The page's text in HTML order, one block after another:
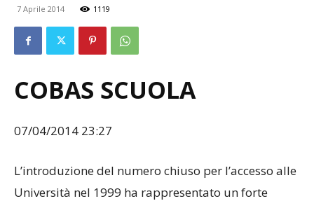
7 Aprile 2014 1119
COBAS SCUOLA
07/04/2014 23:27
L’introduzione del numero chiuso per l’accesso alle
Università nel 1999 ha rappresentato un forte